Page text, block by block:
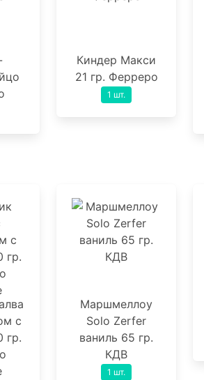
Киндер Макси
21 гр. Ферреро
1 шт.
с
гр.
Маршмеллоу
Solo Zerfer
ваниль 65 гр.
КДВ
1 шт.